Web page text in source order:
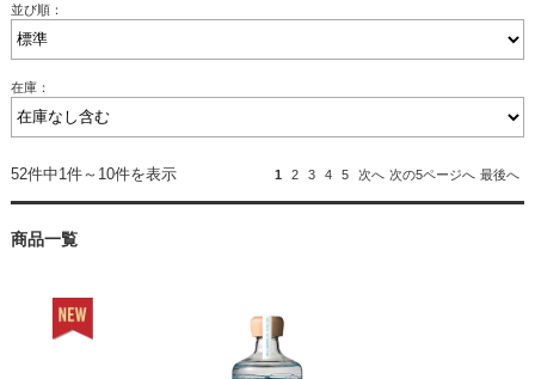
並び順：
在庫：
52件中1件～10件を表示 1 2 3 4 5 次へ 次の5ページへ 最後へ
商品一覧